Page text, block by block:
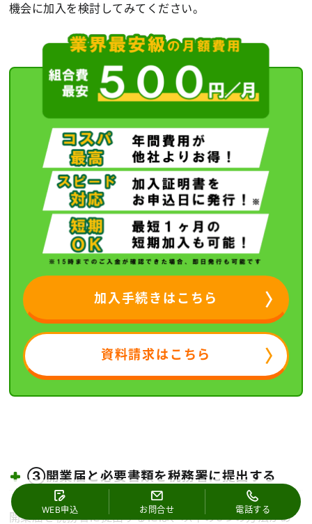
機会に加入を検討してみてください。
加入手続きはこちら
資料請求はこちら
③開業届と必要書類を税務署に提出する
開業届を税務署に提出するには、以下の3つの方法があ
WEB申込 お問合せ 電話する